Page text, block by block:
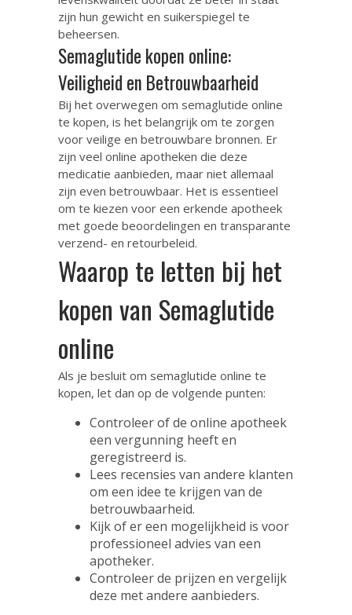
zijn hun gewicht en suikerspiegel te
beheersen.
Semaglutide kopen online:
Veiligheid en Betrouwbaarheid
Bij het overwegen om semaglutide online
te kopen, is het belangrijk om te zorgen
voor veilige en betrouwbare bronnen. Er
zijn veel online apotheken die deze
medicatie aanbieden, maar niet allemaal
zijn even betrouwbaar. Het is essentieel
om te kiezen voor een erkende apotheek
met goede beoordelingen en transparante
verzend- en retourbeleid.
Waarop te letten bij het
kopen van Semaglutide
online
Als je besluit om semaglutide online te
kopen, let dan op de volgende punten:
Controleer of de online apotheek
een vergunning heeft en
geregistreerd is.
Lees recensies van andere klanten
om een idee te krijgen van de
betrouwbaarheid.
Kijk of er een mogelijkheid is voor
professioneel advies van een
apotheker.
Controleer de prijzen en vergelijk
deze met andere aanbieders.